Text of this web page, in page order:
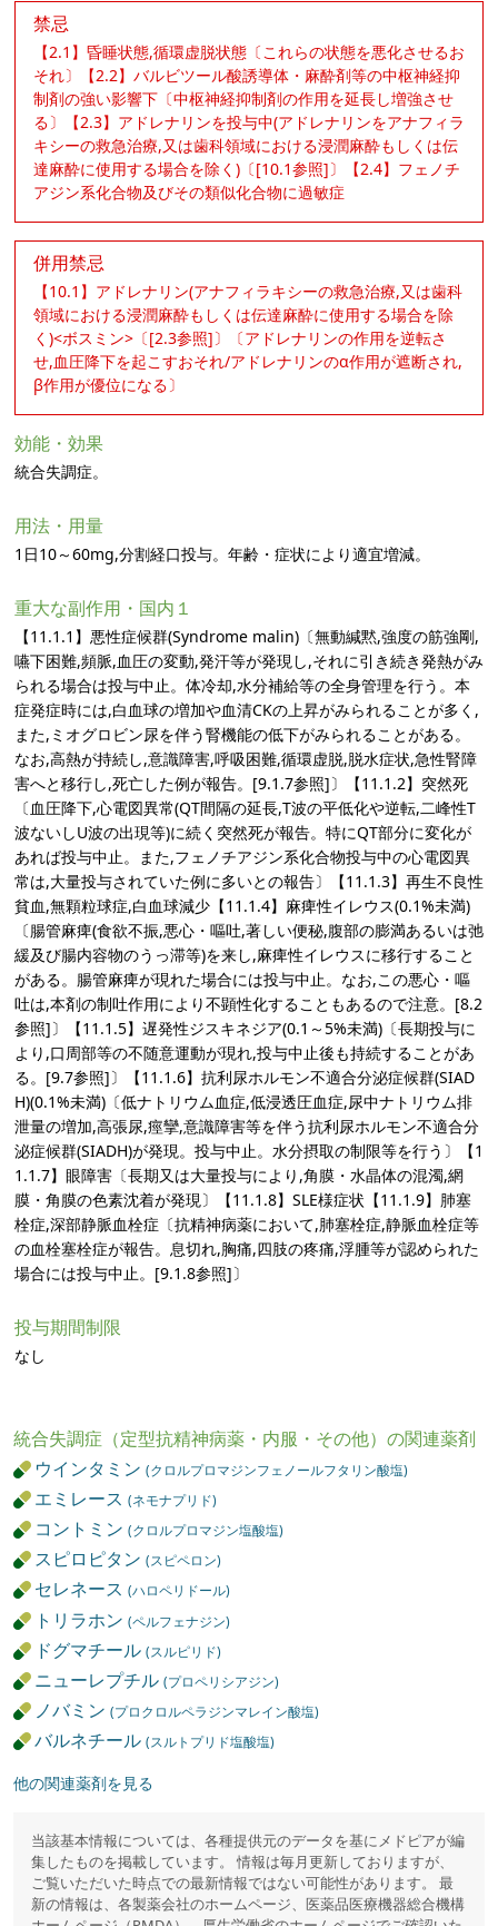
禁忌
【2.1】昏睡状態,循環虚脱状態〔これらの状態を悪化させるお
それ〕【2.2】バルビツール酸誘導体・麻酔剤等の中枢神経抑
制剤の強い影響下〔中枢神経抑制剤の作用を延長し増強させ
る〕【2.3】アドレナリンを投与中(アドレナリンをアナフィラ
キシーの救急治療,又は歯科領域における浸潤麻酔もしくは伝
達麻酔に使用する場合を除く)〔[10.1参照]〕【2.4】フェノチ
アジン系化合物及びその類似化合物に過敏症
併用禁忌
【10.1】アドレナリン(アナフィラキシーの救急治療,又は歯科
領域における浸潤麻酔もしくは伝達麻酔に使用する場合を除
く)<ボスミン>〔[2.3参照]〕〔アドレナリンの作用を逆転さ
せ,血圧降下を起こすおそれ/アドレナリンのα作用が遮断され,
β作用が優位になる〕
効能・効果
統合失調症。
用法・用量
1日10～60mg,分割経口投与。年齢・症状により適宜増減。
重大な副作用・国内１
【11.1.1】悪性症候群(Syndrome malin)〔無動緘黙,強度の筋強剛,
嚥下困難,頻脈,血圧の変動,発汗等が発現し,それに引き続き発熱がみ
られる場合は投与中止。体冷却,水分補給等の全身管理を行う。本
症発症時には,白血球の増加や血清CKの上昇がみられることが多く,
また,ミオグロビン尿を伴う腎機能の低下がみられることがある。
なお,高熱が持続し,意識障害,呼吸困難,循環虚脱,脱水症状,急性腎障
害へと移行し,死亡した例が報告。[9.1.7参照]〕【11.1.2】突然死
〔血圧降下,心電図異常(QT間隔の延長,T波の平低化や逆転,二峰性T
波ないしU波の出現等)に続く突然死が報告。特にQT部分に変化が
あれば投与中止。また,フェノチアジン系化合物投与中の心電図異
常は,大量投与されていた例に多いとの報告〕【11.1.3】再生不良性
貧血,無顆粒球症,白血球減少【11.1.4】麻痺性イレウス(0.1%未満)
〔腸管麻痺(食欲不振,悪心・嘔吐,著しい便秘,腹部の膨満あるいは弛
緩及び腸内容物のうっ滞等)を来し,麻痺性イレウスに移行すること
がある。腸管麻痺が現れた場合には投与中止。なお,この悪心・嘔
吐は,本剤の制吐作用により不顕性化することもあるので注意。[8.2
参照]〕【11.1.5】遅発性ジスキネジア(0.1～5%未満)〔長期投与に
より,口周部等の不随意運動が現れ,投与中止後も持続することがあ
る。[9.7参照]〕【11.1.6】抗利尿ホルモン不適合分泌症候群(SIAD
H)(0.1%未満)〔低ナトリウム血症,低浸透圧血症,尿中ナトリウム排
泄量の増加,高張尿,痙攣,意識障害等を伴う抗利尿ホルモン不適合分
泌症候群(SIADH)が発現。投与中止。水分摂取の制限等を行う〕【1
1.1.7】眼障害〔長期又は大量投与により,角膜・水晶体の混濁,網
膜・角膜の色素沈着が発現〕【11.1.8】SLE様症状【11.1.9】肺塞
栓症,深部静脈血栓症〔抗精神病薬において,肺塞栓症,静脈血栓症等
の血栓塞栓症が報告。息切れ,胸痛,四肢の疼痛,浮腫等が認められた
場合には投与中止。[9.1.8参照]〕
投与期間制限
なし
統合失調症（定型抗精神病薬・内服・その他）の関連薬剤
ウインタミン(クロルプロマジンフェノールフタリン酸塩)
エミレース(ネモナプリド)
コントミン(クロルプロマジン塩酸塩)
スピロピタン(スピペロン)
セレネース(ハロペリドール)
トリラホン(ペルフェナジン)
ドグマチール(スルピリド)
ニューレプチル(プロペリシアジン)
ノバミン(プロクロルペラジンマレイン酸塩)
バルネチール(スルトプリド塩酸塩)
他の関連薬剤を見る
当該基本情報については、各種提供元のデータを基にメドピアが編
集したものを掲載しています。 情報は毎月更新しておりますが、
ご覧いただいた時点での最新情報ではない可能性があります。 最
新の情報は、各製薬会社のホームページ、医薬品医療機器総合機構